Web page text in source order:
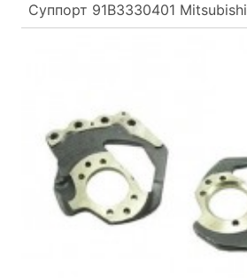
Суппорт 91B3330401 Mitsubishi